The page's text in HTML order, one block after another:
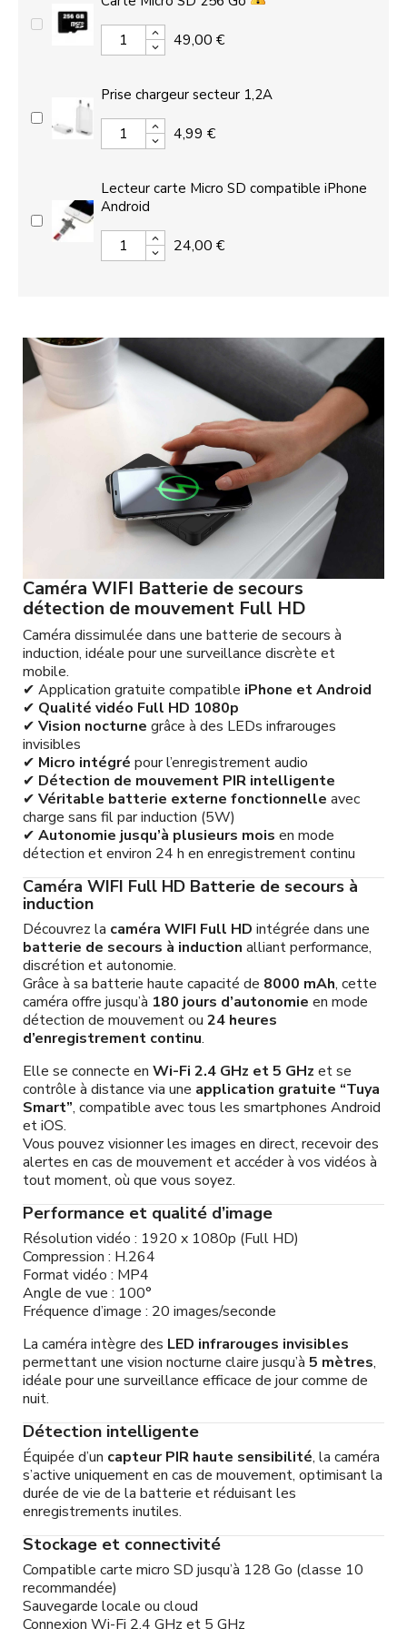
49,00 €
Prise chargeur secteur 1,2A
4,99 €
Lecteur carte Micro SD compatible iPhone
Android
24,00 €
Caméra WIFI Batterie de secours
détection de mouvement Full HD
Caméra dissimulée dans une batterie de secours à
induction, idéale pour une surveillance discrète et
mobile.
✔ Application gratuite compatible iPhone et Android
✔ Qualité vidéo Full HD 1080p
✔ Vision nocturne grâce à des LEDs infrarouges
invisibles
✔ Micro intégré pour l’enregistrement audio
✔ Détection de mouvement PIR intelligente
✔ Véritable batterie externe fonctionnelle avec
charge sans fil par induction (5W)
✔ Autonomie jusqu’à plusieurs mois en mode
détection et environ 24 h en enregistrement continu
Caméra WIFI Full HD Batterie de secours à
induction
Découvrez la caméra WIFI Full HD intégrée dans une
batterie de secours à induction alliant performance,
discrétion et autonomie.
Grâce à sa batterie haute capacité de 8000 mAh, cette
caméra offre jusqu’à 180 jours d’autonomie en mode
détection de mouvement ou 24 heures
d’enregistrement continu.
Elle se connecte en Wi-Fi 2.4 GHz et 5 GHz et se
contrôle à distance via une application gratuite “Tuya
Smart”, compatible avec tous les smartphones Android
et iOS.
Vous pouvez visionner les images en direct, recevoir des
alertes en cas de mouvement et accéder à vos vidéos à
tout moment, où que vous soyez.
Performance et qualité d’image
Résolution vidéo : 1920 x 1080p (Full HD)
Compression : H.264
Format vidéo : MP4
Angle de vue : 100°
Fréquence d’image : 20 images/seconde
La caméra intègre des LED infrarouges invisibles
permettant une vision nocturne claire jusqu’à 5 mètres,
idéale pour une surveillance efficace de jour comme de
nuit.
Détection intelligente
Équipée d’un capteur PIR haute sensibilité, la caméra
s’active uniquement en cas de mouvement, optimisant la
durée de vie de la batterie et réduisant les
enregistrements inutiles.
Stockage et connectivité
Compatible carte micro SD jusqu’à 128 Go (classe 10
recommandée)
Sauvegarde locale ou cloud
Connexion Wi-Fi 2.4 GHz et 5 GHz